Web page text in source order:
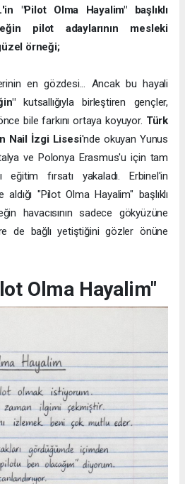
"Pilot Olma Hayalim" başlıklı
pilot adaylarının mesleki
örneği;
en gözdesi... Ancak bu hayali
kutsallığıyla birleştiren gençler,
bile farkını ortaya koyuyor. Türk
Nail İzgi Lisesi'nde okuyan Yunus
ve Polonya Erasmus'u için tam
eğitim fırsatı yakaladı. Erbinel'in
aldığı "Pilot Olma Hayalim" başlıklı
havacısının sadece gökyüzüne
de bağlı yetiştiğini gözler önüne
Olma Hayalim"